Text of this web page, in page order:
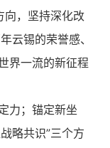
向，坚持深化改
云锡的荣誉感、
界一流的新征程
力；锚定新坐
略共识”三个方